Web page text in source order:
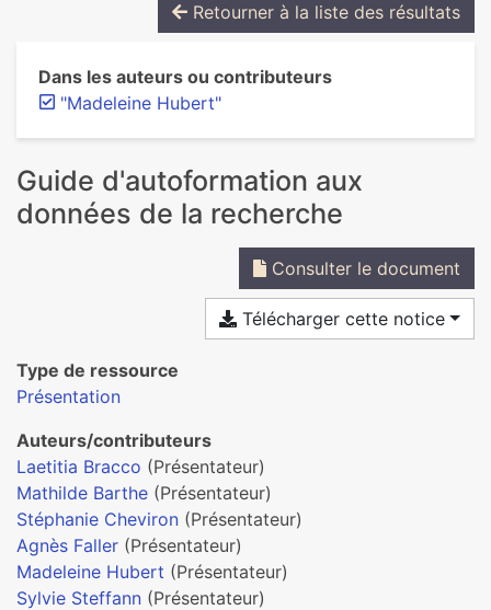
Retourner à la liste des résultats
Dans les auteurs ou contributeurs
"Madeleine Hubert"
Guide d'autoformation aux
données de la recherche
Consulter le document
Télécharger cette notice
Type de ressource
Présentation
Auteurs/contributeurs
Laetitia Bracco (Présentateur)
Mathilde Barthe (Présentateur)
Stéphanie Cheviron (Présentateur)
Agnès Faller (Présentateur)
Madeleine Hubert (Présentateur)
Sylvie Steffann (Présentateur)